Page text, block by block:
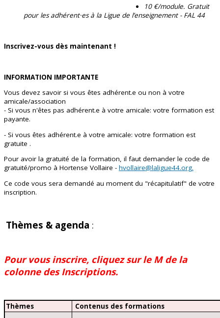
10 €/module. Gratuit
pour les adhérent·es à la Ligue de l’enseignement - FAL 44
Inscrivez-vous dès maintenant !
INFORMATION IMPORTANTE
Vous devez savoir si vous êtes adhérent.e ou non à votre
amicale/association
- Si vous n'êtes pas adhérent.e à votre amicale: votre formation est
payante.
- Si vous êtes adhérent.e à votre amicale: votre formation est
gratuite .
Pour avoir la gratuité de la formation, il faut demander le code de
gratuité/promo à Hortense Vollaire - hvollaire@laligue44.org.
Ce code vous sera demandé au moment du "récapitulatif" de votre
inscription.
Thèmes & agenda :
Pour vous inscrire, cliquez sur le M de la
colonne des Inscriptions.
Thèmes Contenus des formations